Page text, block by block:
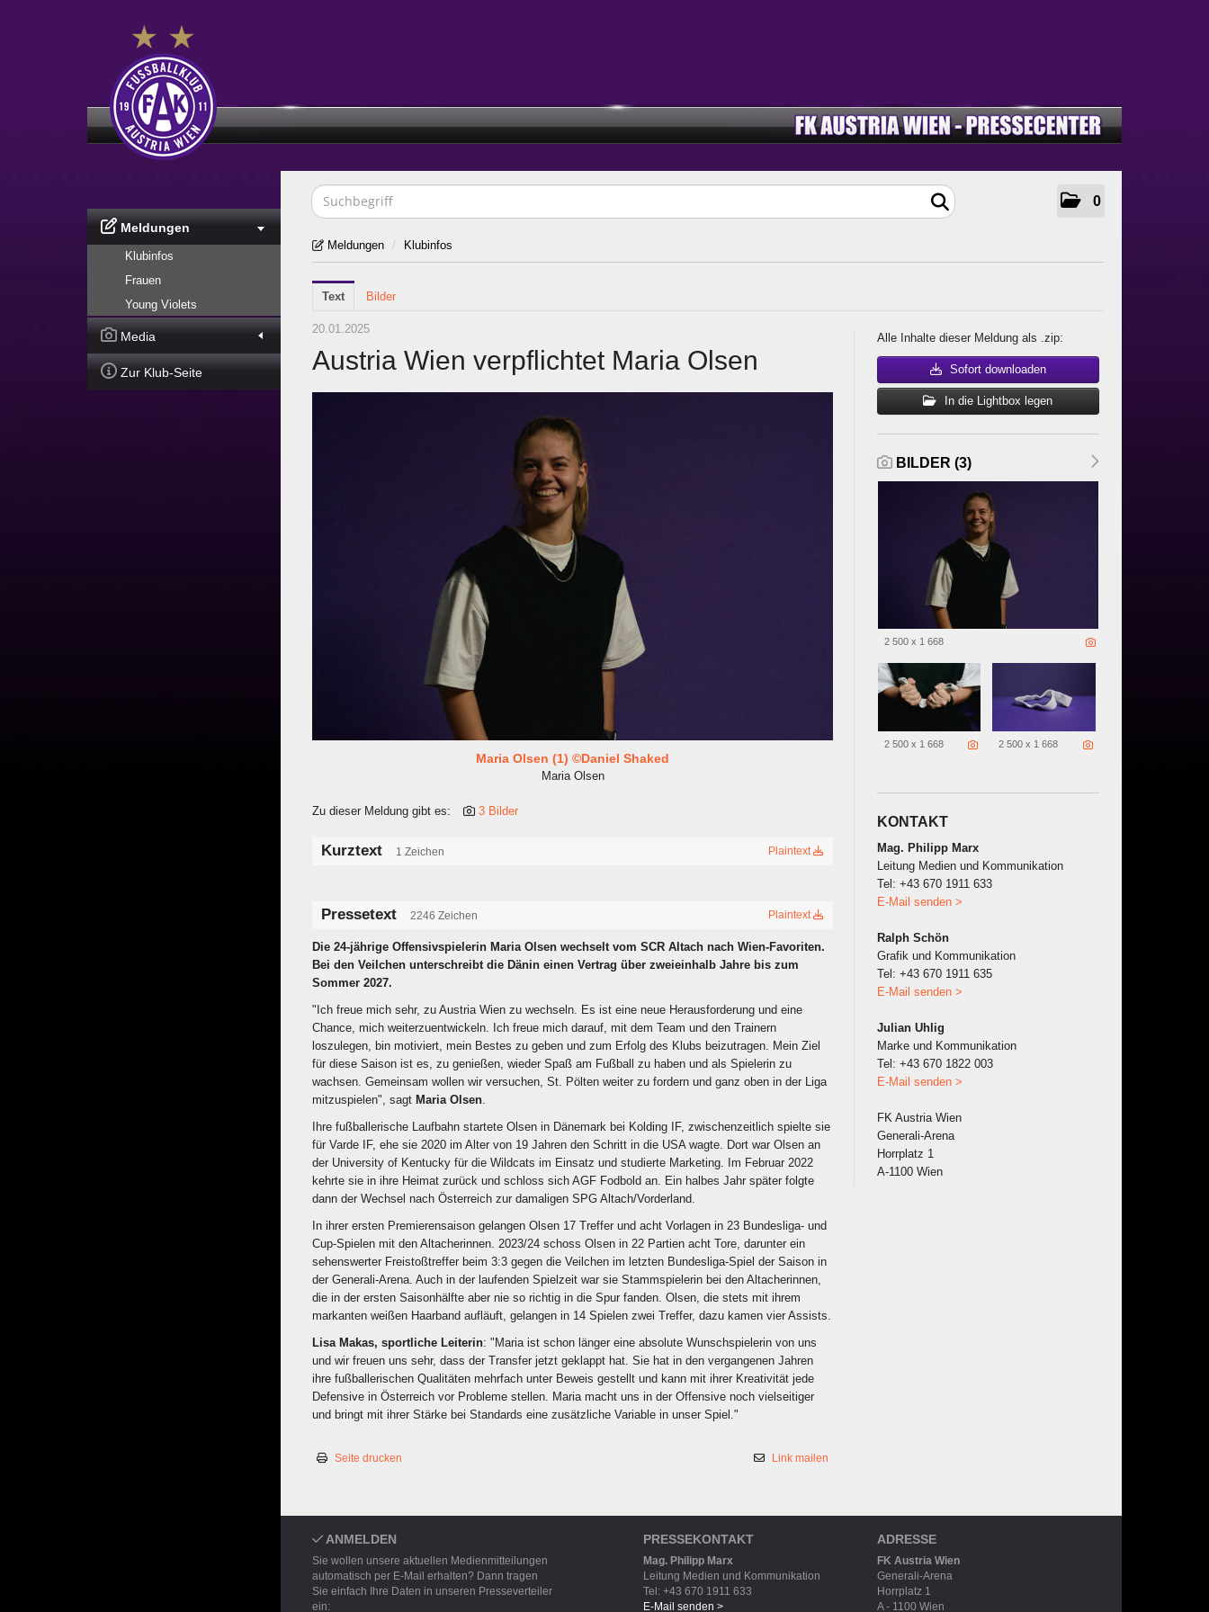
0
Meldungen
Klubinfos
Frauen
Young Violets
Media
Zur Klub-Seite
Meldungen / Klubinfos
Text Bilder
20.01.2025
Austria Wien verpflichtet Maria Olsen
Maria Olsen (1) ©Daniel Shaked
Maria Olsen
Zu dieser Meldung gibt es: 3 Bilder
Kurztext 1 Zeichen Plaintext
Pressetext 2246 Zeichen Plaintext
Die 24-jährige Offensivspielerin Maria Olsen wechselt vom SCR Altach nach Wien-Favoriten.
Bei den Veilchen unterschreibt die Dänin einen Vertrag über zweieinhalb Jahre bis zum
Sommer 2027.
"Ich freue mich sehr, zu Austria Wien zu wechseln. Es ist eine neue Herausforderung und eine
Chance, mich weiterzuentwickeln. Ich freue mich darauf, mit dem Team und den Trainern
loszulegen, bin motiviert, mein Bestes zu geben und zum Erfolg des Klubs beizutragen. Mein Ziel
für diese Saison ist es, zu genießen, wieder Spaß am Fußball zu haben und als Spielerin zu
wachsen. Gemeinsam wollen wir versuchen, St. Pölten weiter zu fordern und ganz oben in der Liga
mitzuspielen", sagt Maria Olsen
Ihre fußballerische Laufbahn startete Olsen in Dänemark bei Kolding IF, zwischenzeitlich spielte sie
für Varde IF, ehe sie 2020 im Alter von 19 Jahren den Schritt in die USA wagte. Dort war Olsen an
der University of Kentucky für die Wildcats im Einsatz und studierte Marketing. Im Februar 2022
kehrte sie in ihre Heimat zurück und schloss sich AGF Fodbold an. Ein halbes Jahr später folgte
dann der Wechsel nach Österreich zur damaligen SPG Altach/Vorderland.
In ihrer ersten Premierensaison gelangen Olsen 17 Treffer und acht Vorlagen in 23 Bundesliga- und
Cup-Spielen mit den Altacherinnen. 2023/24 schoss Olsen in 22 Partien acht Tore, darunter ein
sehenswerter Freistoßtreffer beim 3:3 gegen die Veilchen im letzten Bundesliga-Spiel der Saison in
der Generali-Arena. Auch in der laufenden Spielzeit war sie Stammspielerin bei den Altacherinnen,
die in der ersten Saisonhälfte aber nie so richtig in die Spur fanden. Olsen, die stets mit ihrem
markanten weißen Haarband aufläuft, gelangen in 14 Spielen zwei Treffer, dazu kamen vier Assists.
Lisa Makas, sportliche Leiterin: "Maria ist schon länger eine absolute Wunschspielerin von uns
und wir freuen uns sehr, dass der Transfer jetzt geklappt hat. Sie hat in den vergangenen Jahren
ihre fußballerischen Qualitäten mehrfach unter Beweis gestellt und kann mit ihrer Kreativität jede
Defensive in Österreich vor Probleme stellen. Maria macht uns in der Offensive noch vielseitiger
und bringt mit ihrer Stärke bei Standards eine zusätzliche Variable in unser Spiel."
Seite drucken Link mailen
Alle Inhalte dieser Meldung als .zip:
Sofort downloaden
In die Lightbox legen
BILDER (3)
2 500 x 1 668
2 500 x 1 668 2 500 x 1 668
KONTAKT
Mag. Philipp Marx
Leitung Medien und Kommunikation
Tel: +43 670 1911 633
E-Mail senden >
Ralph Schön
Grafik und Kommunikation
Tel: +43 670 1911 635
E-Mail senden >
Julian Uhlig
Marke und Kommunikation
Tel: +43 670 1822 003
E-Mail senden >
FK Austria Wien
Generali-Arena
Horrplatz 1
A-1100 Wien
ANMELDEN
Sie wollen unsere aktuellen Medienmitteilungen
automatisch per E-Mail erhalten? Dann tragen
Sie einfach Ihre Daten in unseren Presseverteiler
ein:
PRESSEKONTAKT
Mag. Philipp Marx
Leitung Medien und Kommunikation
Tel: +43 670 1911 633
E-Mail senden >
ADRESSE
FK Austria Wien
Generali-Arena
Horrplatz 1
A - 1100 Wien